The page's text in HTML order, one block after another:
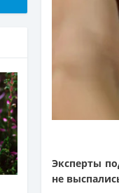
Эксперты
не